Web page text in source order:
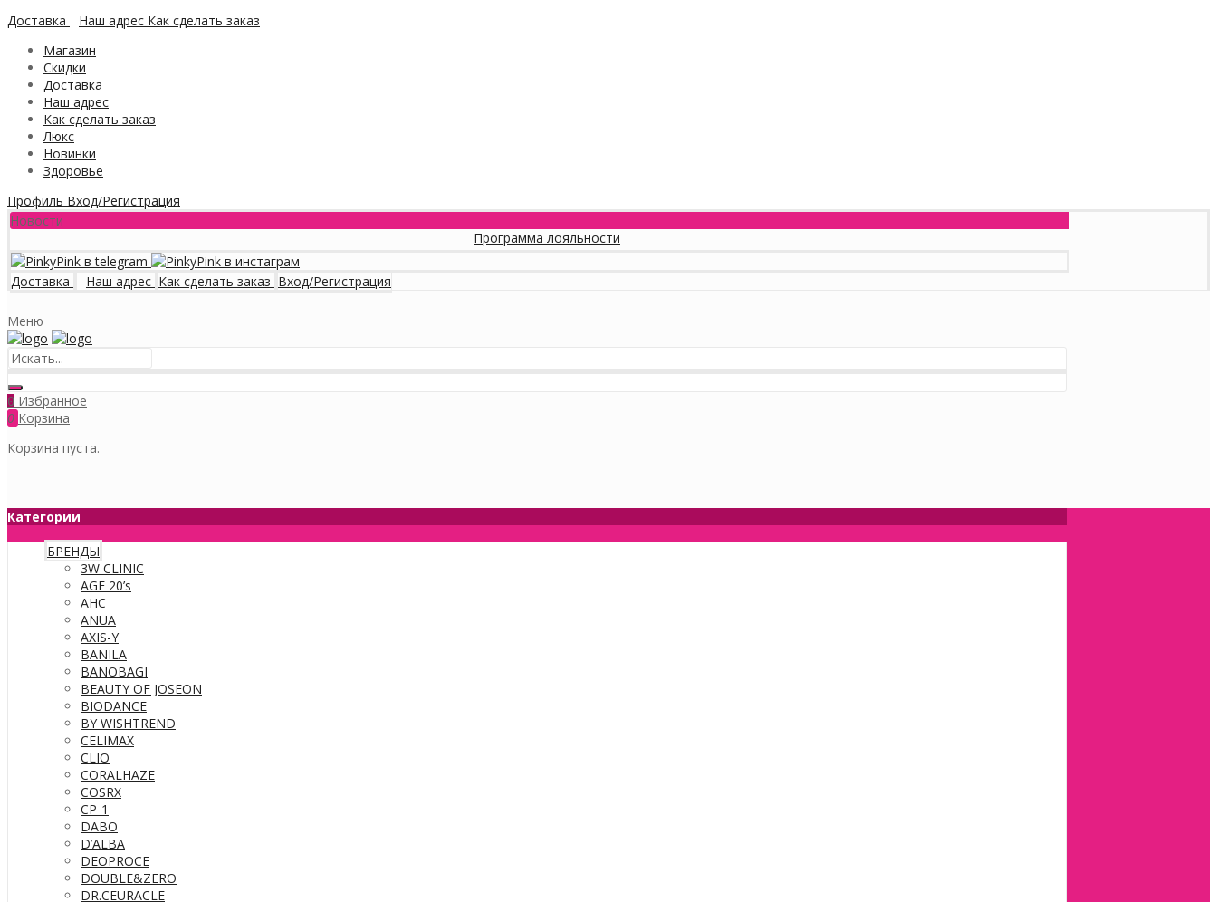
Доставка
Наш адрес Как сделать заказ
Магазин
Скидки
Доставка
Наш адрес
Как сделать заказ
Люкс
Новинки
Здоровье
Профиль Вход/Регистрация
Новости
Программа лояльности
Доставка Наш адрес Как сделать заказ Вход/Регистрация
Меню
0 Избранное
0 Корзина
Корзина пуста.
Категории
БРЕНДЫ
3W CLINIC
AGE 20’s
AHC
ANUA
AXIS-Y
BANILA
BANOBAGI
BEAUTY OF JOSEON
BIODANCE
BY WISHTREND
CELIMAX
CLIO
CORALHAZE
COSRX
CP-1
DABO
D’ALBA
DEOPROCE
DOUBLE&ZERO
DR.CEURACLE